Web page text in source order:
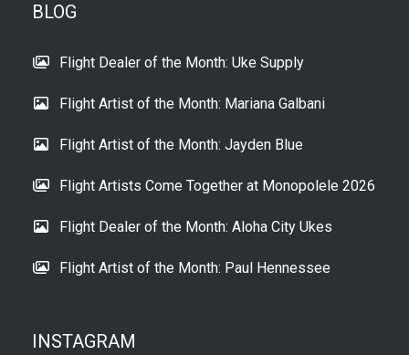
BLOG
Flight Dealer of the Month: Uke Supply
Flight Artist of the Month: Mariana Galbani
Flight Artist of the Month: Jayden Blue
Flight Artists Come Together at Monopolele 2026
Flight Dealer of the Month: Aloha City Ukes
Flight Artist of the Month: Paul Hennessee
INSTAGRAM